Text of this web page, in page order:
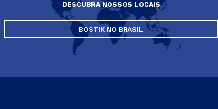
DESCUBRA NOSSOS LOCAIS
BOSTIK NO BRASIL